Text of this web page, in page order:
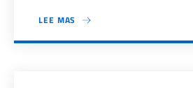
LEE MAS